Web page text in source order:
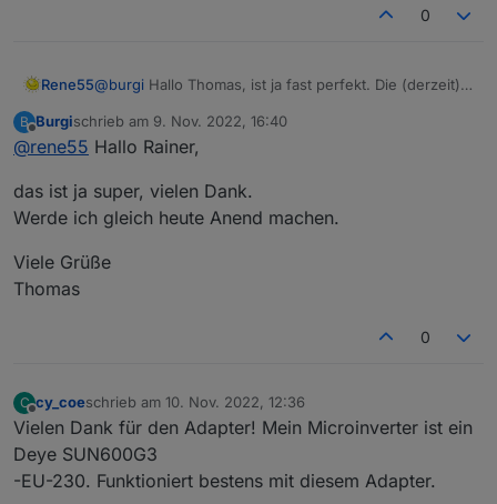
0
Rene55@burgi Hallo Thomas, ist ja fast perfekt. Die (derzeit)
man bei Gelegenheit updaten.
LG Rainer
B
Offline
Burgischrieb am 9. Nov. 2022, 16:40
zuletzt editiert von
@rene55 Hallo Rainer,
das ist ja super, vielen Dank.
Werde ich gleich heute Anend machen.
Viele Grüße
Thomas
0
C
Offline
cy_coeschrieb am 10. Nov. 2022, 12:36
zuletzt editiert von
Vielen Dank für den Adapter! Mein Microinverter ist ein
Deye SUN600G3
-EU-230. Funktioniert bestens mit diesem Adapter.